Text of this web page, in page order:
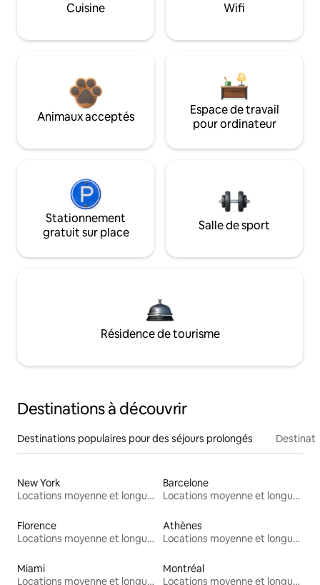
Cuisine Wifi
Animaux acceptés
Espace de travail
pour ordinateur
Stationnement
gratuit sur place
Salle de sport
Résidence de tourisme
Destinations à découvrir
Destinations populaires pour des séjours prolongés
New York
Locations moyenne et longue durée
Barcelone
Locations moyenne et longue durée
Florence
Locations moyenne et longue durée
Athènes
Locations moyenne et longue durée
Miami
Locations moyenne et longue durée
Montréal
Locations moyenne et longue durée